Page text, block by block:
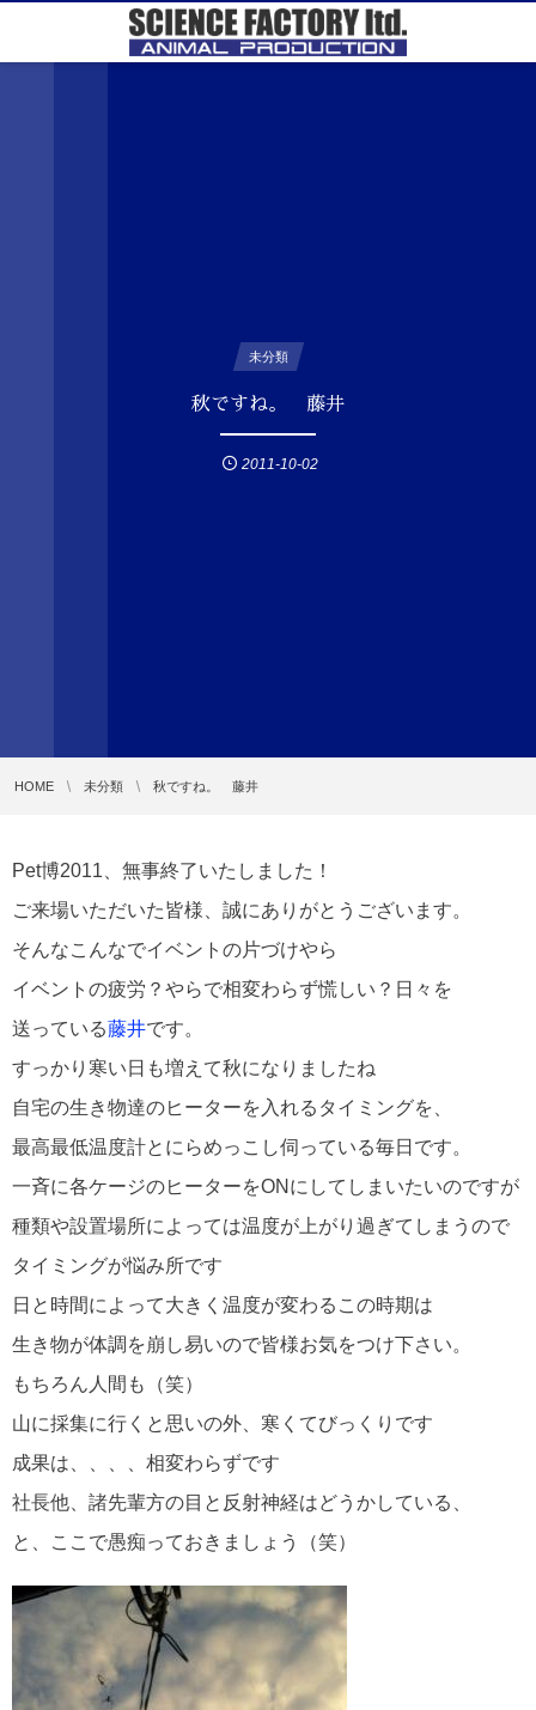
未分類
秋ですね。 藤井
2011-10-02
HOME 未分類 秋ですね。 藤井
Pet博2011、無事終了いたしました！
ご来場いただいた皆様、誠にありがとうございます。
そんなこんなでイベントの片づけやら
イベントの疲労？やらで相変わらず慌しい？日々を
送っている藤井です。
すっかり寒い日も増えて秋になりましたね
自宅の生き物達のヒーターを入れるタイミングを、
最高最低温度計とにらめっこし伺っている毎日です。
一斉に各ケージのヒーターをONにしてしまいたいのですが
種類や設置場所によっては温度が上がり過ぎてしまうので
タイミングが悩み所です
日と時間によって大きく温度が変わるこの時期は
生き物が体調を崩し易いので皆様お気をつけ下さい。
もちろん人間も（笑）
山に採集に行くと思いの外、寒くてびっくりです
成果は、、、、相変わらずです
社長他、諸先輩方の目と反射神経はどうかしている、
と、ここで愚痴っておきましょう（笑）